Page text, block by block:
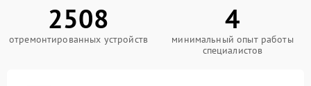
2508
отремонтированных устройств
4
минимальный опыт работы
специалистов